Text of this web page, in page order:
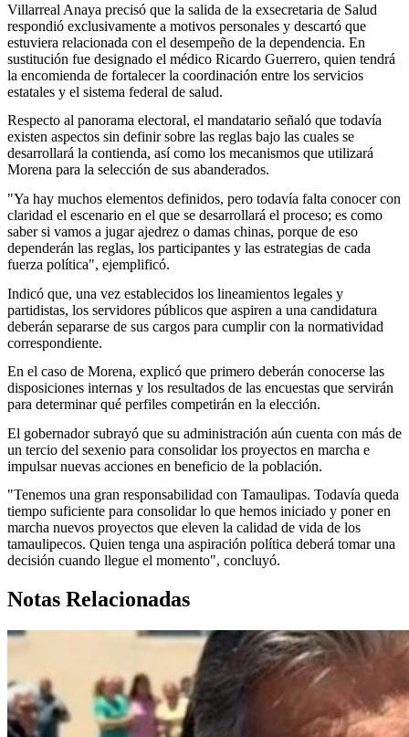
Villarreal Anaya precisó que la salida de la exsecretaria de Salud
respondió exclusivamente a motivos personales y descartó que
estuviera relacionada con el desempeño de la dependencia. En
sustitución fue designado el médico Ricardo Guerrero, quien tendrá
la encomienda de fortalecer la coordinación entre los servicios
estatales y el sistema federal de salud.
Respecto al panorama electoral, el mandatario señaló que todavía
existen aspectos sin definir sobre las reglas bajo las cuales se
desarrollará la contienda, así como los mecanismos que utilizará
Morena para la selección de sus abanderados.
"Ya hay muchos elementos definidos, pero todavía falta conocer con
claridad el escenario en el que se desarrollará el proceso; es como
saber si vamos a jugar ajedrez o damas chinas, porque de eso
dependerán las reglas, los participantes y las estrategias de cada
fuerza política", ejemplificó.
Indicó que, una vez establecidos los lineamientos legales y
partidistas, los servidores públicos que aspiren a una candidatura
deberán separarse de sus cargos para cumplir con la normatividad
correspondiente.
En el caso de Morena, explicó que primero deberán conocerse las
disposiciones internas y los resultados de las encuestas que servirán
para determinar qué perfiles competirán en la elección.
El gobernador subrayó que su administración aún cuenta con más de
un tercio del sexenio para consolidar los proyectos en marcha e
impulsar nuevas acciones en beneficio de la población.
"Tenemos una gran responsabilidad con Tamaulipas. Todavía queda
tiempo suficiente para consolidar lo que hemos iniciado y poner en
marcha nuevos proyectos que eleven la calidad de vida de los
tamaulipecos. Quien tenga una aspiración política deberá tomar una
decisión cuando llegue el momento", concluyó.
Notas Relacionadas